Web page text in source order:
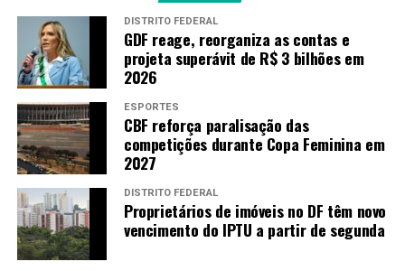
PRÓXIMO
Gaza: mais de 40 pessoas morreram neste domingo
vítimas de bombardeios
RECENTES
TV Brasil realiza neste domingo nova ação no Museu do
Futebol em SP
Amarildo Mota
DISTRITO FEDERAL
GDF reage, reorganiza as contas e
projeta superávit de R$ 3 bilhões em
2026
ESPORTES
CBF reforça paralisação das
competições durante Copa Feminina em
2027
DISTRITO FEDERAL
Proprietários de imóveis no DF têm novo
vencimento do IPTU a partir de segunda